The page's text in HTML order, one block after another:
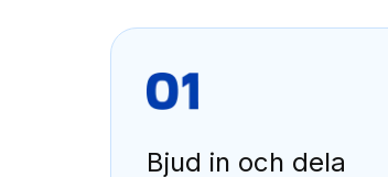
Bjud in och dela